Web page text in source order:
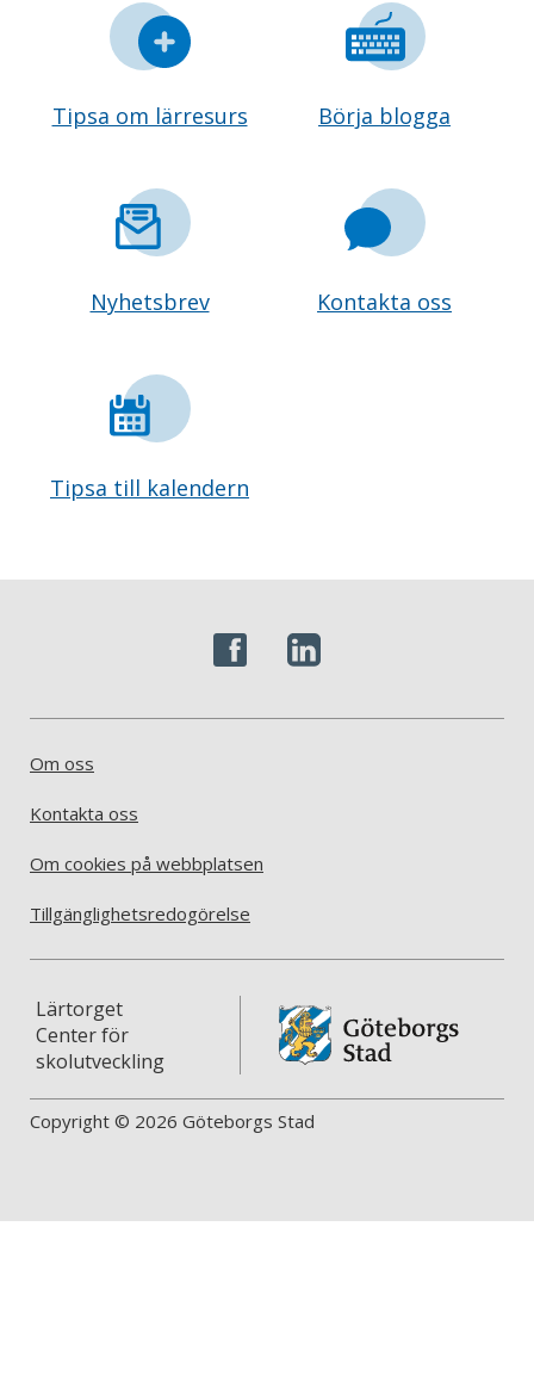
Tipsa om lärresurs Börja blogga
Nyhetsbrev Kontakta oss
Tipsa till kalendern
Om oss
Kontakta oss
Om cookies på webbplatsen
Tillgänglighetsredogörelse
Lärtorget
Center för
skolutveckling
Copyright © 2026 Göteborgs Stad